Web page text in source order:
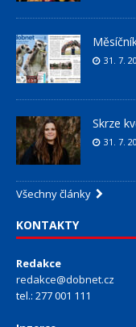
31. 7.
Skrze
31. 7.
Všechny články
KONTAKTY
Redakce
redakce@dobnet.cz
tel.: 277 001 111